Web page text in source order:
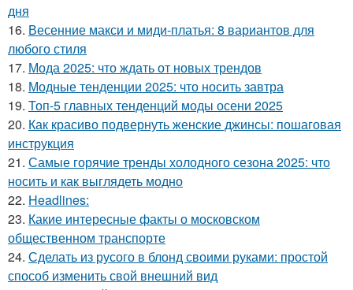
дня
16. Весенние макси и миди-платья: 8 вариантов для
любого стиля
17. Мода 2025: что ждать от новых трендов
18. Модные тенденции 2025: что носить завтра
19. Топ-5 главных тенденций моды осени 2025
20. Как красиво подвернуть женские джинсы: пошаговая
инструкция
21. Самые горячие тренды холодного сезона 2025: что
носить и как выглядеть модно
22. Headlines:
23. Какие интересные факты о московском
общественном транспорте
24. Сделать из русого в блонд своими руками: простой
способ изменить свой внешний вид